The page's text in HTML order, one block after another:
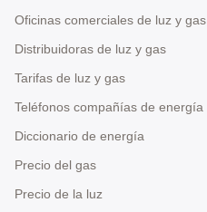
Oficinas comerciales de luz y gas
Distribuidoras de luz y gas
Tarifas de luz y gas
Teléfonos compañías de energía
Diccionario de energía
Precio del gas
Precio de la luz